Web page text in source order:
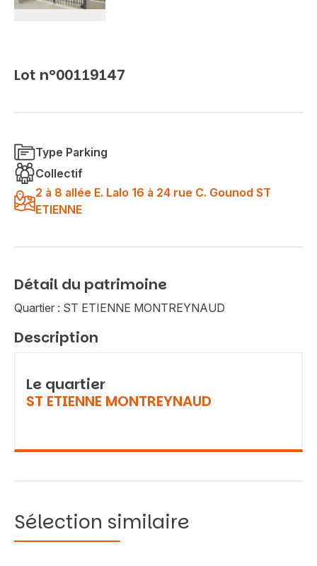
Lot n°00119147
Type Parking
Collectif
2 à 8 allée E. Lalo 16 à 24 rue C. Gounod ST
ETIENNE
Détail du patrimoine
Quartier : ST ETIENNE MONTREYNAUD
Description
Le quartier
ST ETIENNE MONTREYNAUD
Sélection similaire